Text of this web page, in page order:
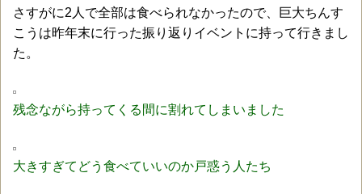
さすがに2人で全部は食べられなかったので、巨大ちんす
こうは昨年末に行った振り返りイベントに持って行きまし
た。
残念ながら持ってくる間に割れてしまいました
大きすぎてどう食べていいのか戸惑う人たち